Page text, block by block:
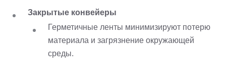
Закрытые конвейеры
Герметичные ленты минимизируют потерю
материала и загрязнение окружающей
среды.